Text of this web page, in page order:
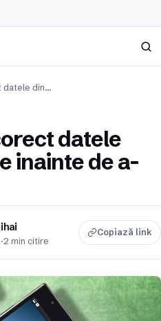
Caută
datele din…
datele
inainte de a-
·2 min citire
Copiază link